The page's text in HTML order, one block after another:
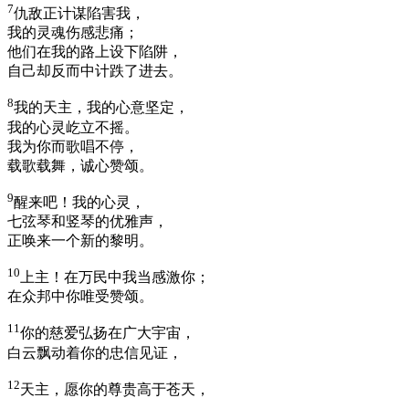
7仇敌正计谋陷害我，
我的灵魂伤感悲痛；
他们在我的路上设下陷阱，
自己却反而中计跌了进去。
8我的天主，我的心意坚定，
我的心灵屹立不摇。
我为你而歌唱不停，
载歌载舞，诚心赞颂。
9醒来吧！我的心灵，
七弦琴和竖琴的优雅声，
正唤来一个新的黎明。
10 上主！在万民中我当感激你；
在众邦中你唯受赞颂。
11你的慈爱弘扬在广大宇宙，
白云飘动着你的忠信见证，
12天主，愿你的尊贵高于苍天，